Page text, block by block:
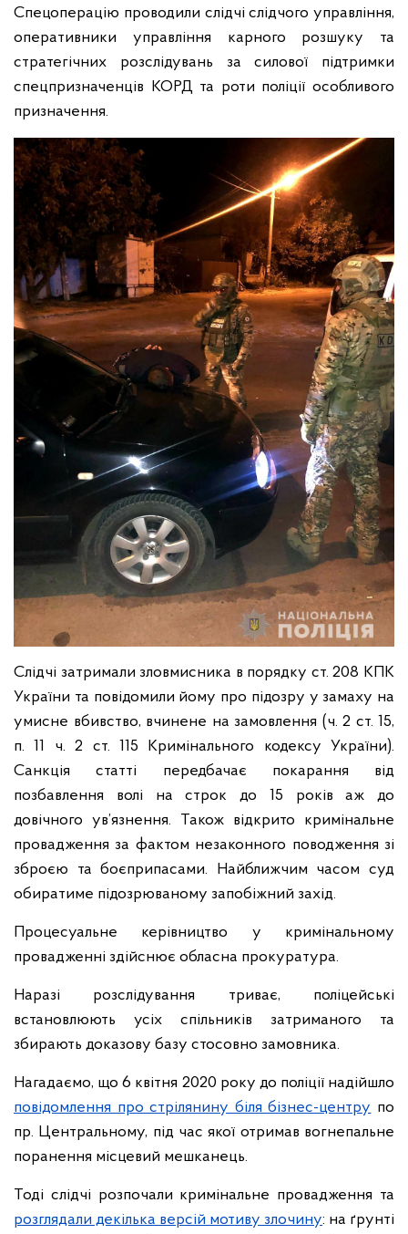
Спецоперацію проводили слідчі слідчого управління,
оперативники управління карного розшуку та
стратегічних розслідувань за силової підтримки
спецпризначенців КОРД та роти поліції особливого
призначення.
Слідчі затримали зловмисника в порядку ст. 208 КПК
України та повідомили йому про підозру у замаху на
умисне вбивство, вчинене на замовлення (ч. 2 ст. 15,
п. 11 ч. 2 ст. 115 Кримінального кодексу України).
Санкція статті передбачає покарання від
позбавлення волі на строк до 15 років аж до
довічного ув’язнення. Також відкрито кримінальне
провадження за фактом незаконного поводження зі
зброєю та боєприпасами. Найближчим часом суд
обиратиме підозрюваному запобіжний захід.
Процесуальне керівництво у кримінальному
провадженні здійснює обласна прокуратура.
Наразі розслідування триває, поліцейські
встановлюють усіх спільників затриманого та
збирають доказову базу стосовно замовника.
Нагадаємо, що 6 квітня 2020 року до поліції надійшло
повідомлення про стрілянину біля бізнес-центру по
пр. Центральному, під час якої отримав вогнепальне
поранення місцевий мешканець.
Тоді слідчі розпочали кримінальне провадження та
розглядали декілька версій мотиву злочину: на ґрунті